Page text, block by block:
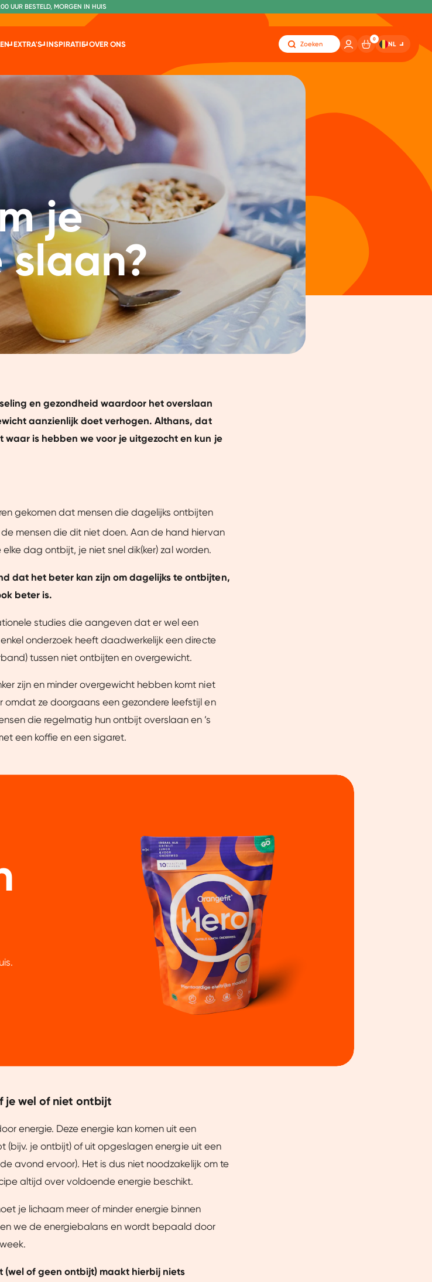
GETEST CONSUMENTENBOND
UUR BESTELD, MORGEN IN HUIS
EXTRA'S INSPIRATIE OVER ONS Zoeken
0
NL
je
en gezondheid waardoor het overslaan
aanzienlijk doet verhogen. Althans, dat
waar is hebben we voor je uitgezocht en kun je
gekomen dat mensen die dagelijks ontbijten
mensen die dit niet doen. Aan de hand hiervan
dag ontbijt, je niet snel dik(ker) zal worden.
dat het beter kan zijn om dagelijks te ontbijten,
beter is.
studies die aangeven dat er wel een
onderzoek heeft daadwerkelijk een directe
tussen niet ontbijten en overgewicht.
zijn en minder overgewicht hebben komt niet
ze doorgaans een gezondere leefstijl en
die regelmatig hun ontbijt overslaan en ’s
een koffie en een sigaret.
je wel of niet ontbijt
energie. Deze energie kan komen uit een
(bijv. je ontbijt) of uit opgeslagen energie uit een
avond ervoor). Het is dus niet noodzakelijk om te
altijd over voldoende energie beschikt.
je lichaam meer of minder energie binnen
we de energiebalans en wordt bepaald door
(wel of geen ontbijt) maakt hierbij niets